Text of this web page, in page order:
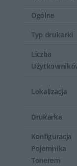
mogą
specjalne
Wiele drukarek
mobilnych,
fizycznego
Ogólne
Typ drukarki
Liczba
Lokalizacja
Drukarka
Konfiguracja
Tonerem